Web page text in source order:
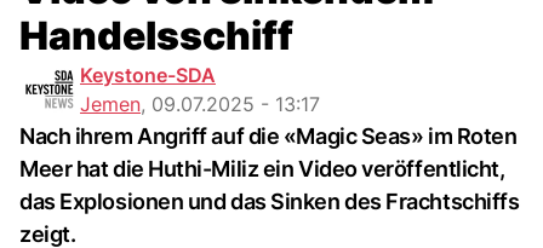
Handelsschiff
Keystone-SDA
Jemen, 09.07.2025 - 13:17
Nach ihrem Angriff auf die «Magic Seas» im Roten
Meer hat die Huthi-Miliz ein Video veröffentlicht,
das Explosionen und das Sinken des Frachtschiffs
zeigt.